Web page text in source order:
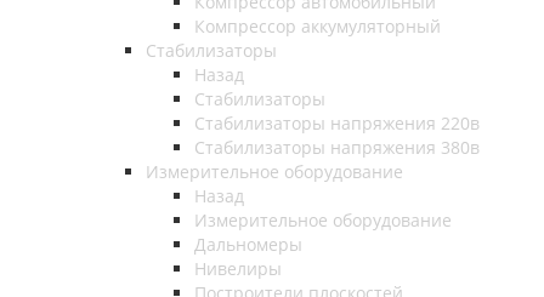
Компрессор аккумуляторный
Стабилизаторы
Назад
Стабилизаторы
Стабилизаторы напряжения 220в
Стабилизаторы напряжения 380в
Измерительное оборудование
Назад
Измерительное оборудование
Дальномеры
Нивелиры
Построители плоскостей